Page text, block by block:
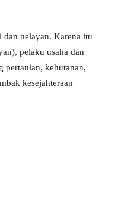
dan nelayan. Karena itu
pelaku usaha dan
pertanian, kehutanan,
kesejahteraan